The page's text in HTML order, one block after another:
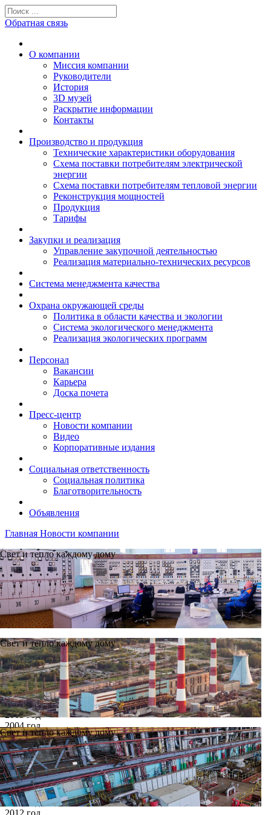
Обратная связь
О компании
Миссия компании
Руководители
История
3D музей
Раскрытие информации
Контакты
Производство и продукция
Технические характеристики оборудования
Схема поставки потребителям электрической
энергии
Схема поставки потребителям тепловой энергии
Реконструкция мощностей
Продукция
Тарифы
Закупки и реализация
Управление закупочной деятельностью
Реализация материально-технических ресурсов
Система менеджмента качества
Охрана окружающей среды
Политика в области качества и экологии
Система экологического менеджмента
Реализация экологических программ
Персонал
Вакансии
Карьера
Доска почета
Пресс-центр
Новости компании
Видео
Корпоративные издания
Социальная ответственность
Социальная политика
Благотворительность
Объявления
Главная Новости компании
Свет и тепло каждому дому
Свет и тепло каждому дому
Свет и тепло каждому дому
Новости
Архив
Все годы
2002 год
2003 год
2004 год
2005 год
2006 год
2007 год
2008 год
2009 год
2010 год
2011 год
2012 год